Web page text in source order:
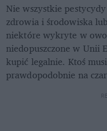
Nie wszystkie
zdrowia i środowiska
niektóre wykryte w
niedopuszczone w Unii
kupić legalnie. Ktoś
prawdopodobnie na